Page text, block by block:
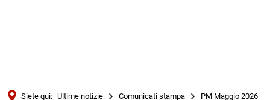
Siete qui: Ultime notizie Comunicati stampa
PM Maggio 2026